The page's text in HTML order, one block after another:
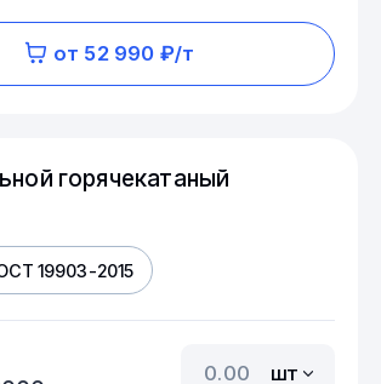
от 52 990 ₽/т
горячекатаный
19903-2015
шт